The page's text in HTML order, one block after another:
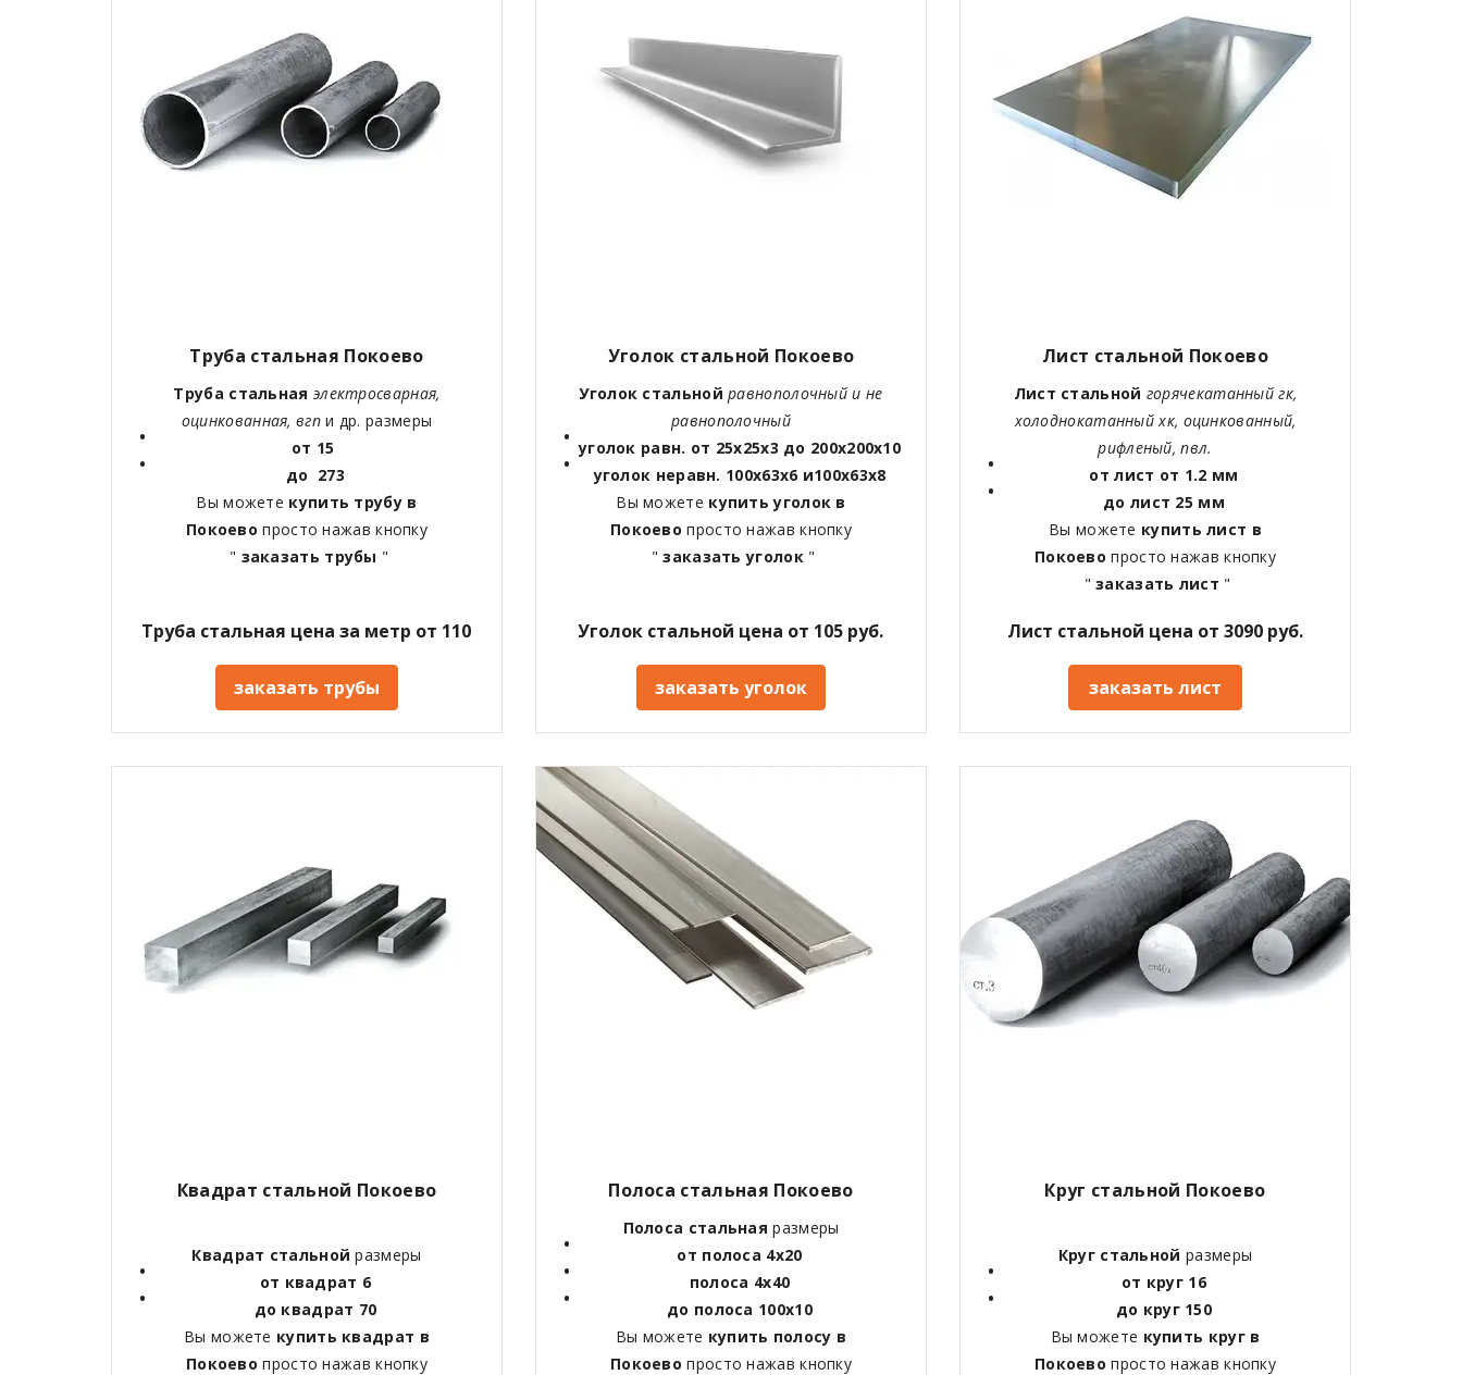
Труба стальная Покоево
Труба стальная электросварная,
оцинкованная, вгпи др. размеры
от 15
до 273
Вы можете купить трубу в
Покоевопросто нажав кнопку
" заказать трубы "
Труба стальная цена за метр от 110
заказать трубы
Уголок стальной Покоево
Уголок стальной равнополочный и не
равнополочный
уголок равн. от 25х25х3 до 200х200х10
уголок неравн. 100х63х6 и100х63х8
Вы можете купить уголок в
Покоевопросто нажав кнопку
" заказать уголок"
Уголок стальной цена от 105 руб.
заказать уголок
Лист стальной Покоево
Лист стальной горячекатанный гк,
холоднокатанный хк, оцинкованный,
рифленый, пвл.
от лист от 1.2 мм
до лист 25 мм
Вы можете купить лист в
Покоевопросто нажав кнопку
"заказать лист "
Лист стальной цена от 3090 руб.
заказать лист
Квадрат стальной Покоево
Квадрат стальной размеры
от квадрат 6
до квадрат 70
Вы можете купить квадрат в
Покоевопросто нажав кнопку
Полоса стальная Покоево
Полоса стальная размеры
от полоса 4х20
полоса 4х40
до полоса 100х10
Вы можете купить полосу в
Покоевопросто нажав кнопку
Круг стальной Покоево
Круг стальной размеры
от круг 16
до круг 150
Вы можете купить круг в
Покоевопросто нажав кнопку